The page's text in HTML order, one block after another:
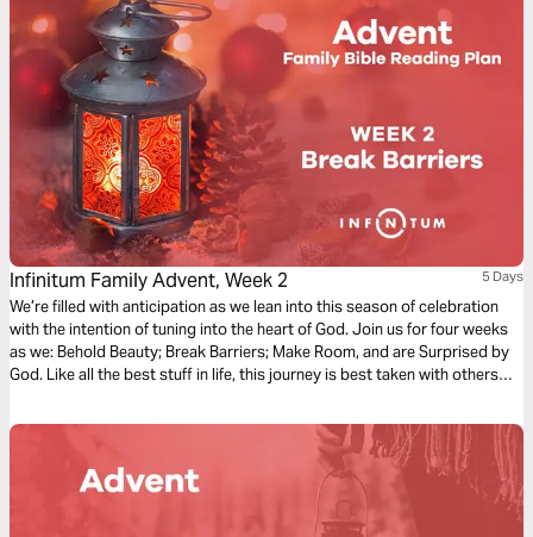
Infinitum Family Advent, Week 2 5 Days
We’re filled with anticipation as we lean into this season of celebration
with the intention of tuning into the heart of God. Join us for four weeks
as we: Behold Beauty; Break Barriers; Make Room, and are Surprised by
God. Like all the best stuff in life, this journey is best taken with others—
Advent Season.